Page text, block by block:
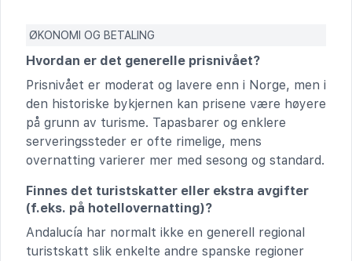
ØKONOMI OG BETALING
Hvordan er det generelle prisnivået?
Prisnivået er moderat og lavere enn i Norge, men i
den historiske bykjernen kan prisene være høyere
på grunn av turisme. Tapasbarer og enklere
serveringssteder er ofte rimelige, mens
overnatting varierer mer med sesong og standard.
Finnes det turistskatter eller ekstra avgifter
(f.eks. på hotellovernatting)?
Andalucía har normalt ikke en generell regional
turistskatt slik enkelte andre spanske regioner